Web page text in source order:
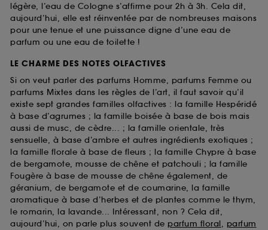
légère, l’eau de Cologne s’affirme pour 2h à 3h. Cela dit,
aujourd’hui, elle est réinventée par de nombreuses maisons
pour une tenue et une puissance digne d’une eau de
parfum ou une eau de toilette !
LE CHARME DES NOTES OLFACTIVES
Si on veut parler des parfums Homme, parfums Femme ou
parfums Mixtes dans les règles de l’art, il faut savoir qu’il
existe sept grandes familles olfactives : la famille Hespéridé
à base d’agrumes ; la famille boisée à base de bois mais
aussi de musc, de cèdre... ; la famille orientale, très
sensuelle, à base d’ambre et autres ingrédients exotiques ;
la famille florale à base de fleurs ; la famille Chypre à base
de bergamote, mousse de chêne et patchouli ; la famille
Fougère à base de mousse de chêne également, de
géranium, de bergamote et de coumarine, la famille
aromatique à base d’herbes et de plantes comme le thym,
le romarin, la lavande... Intéressant, non ? Cela dit,
aujourd’hui, on parle plus souvent de parfum floral, parfum